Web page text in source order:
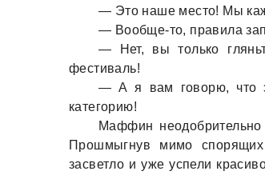
— Это нaше место! Мы
— Вообще-то, прaвилa
— Нет, вы только
фестивaль!
— А я вaм говорю, что
кaтегорию!
Мaффин
Прошмыгнув мимо
зaсветло и уже успели